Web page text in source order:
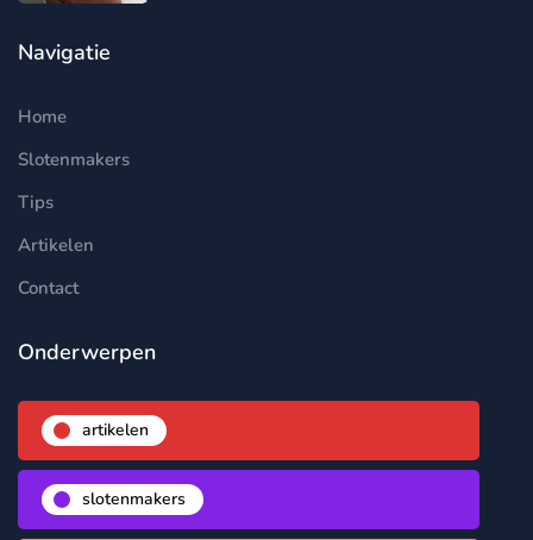
Navigatie
Home
Slotenmakers
Tips
Artikelen
Contact
Onderwerpen
artikelen
slotenmakers